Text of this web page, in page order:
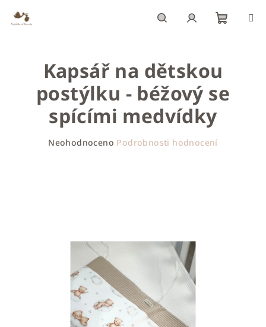
obsah
košík
Kapsář na dětskou
postýlku - béžový se
spícími medvídky
Neohodnoceno Podrobnosti hodnocení